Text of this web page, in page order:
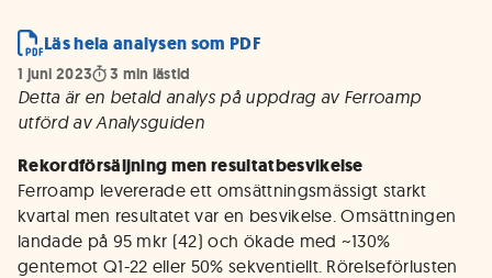
Läs hela analysen som PDF
1 juni 2023 3 min lästid
Detta är en betald analys på uppdrag av Ferroamp
utförd av Analysguiden
Rekordförsäljning men resultatbesvikelse
Ferroamp levererade ett omsättningsmässigt starkt
kvartal men resultatet var en besvikelse. Omsättningen
landade på 95 mkr (42) och ökade med ~130%
gentemot Q1-22 eller 50% sekventiellt. Rörelseförlusten